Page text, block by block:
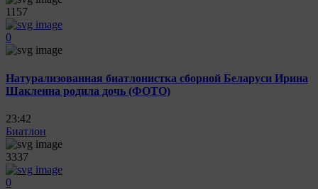
1157
0
Натурализованная биатлонистка сборной Беларуси Ирина
Шаклеина родила дочь (ФОТО)
23:42
Биатлон
3337
0